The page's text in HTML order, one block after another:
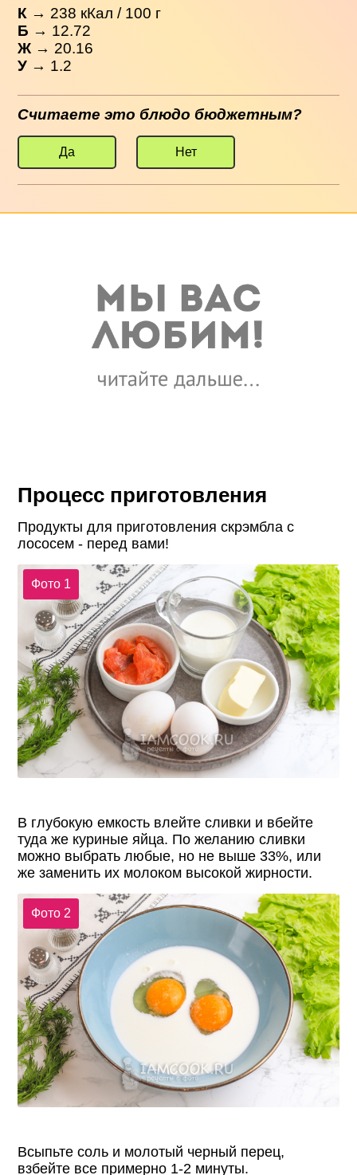
К → 238 кКал / 100 г
Б → 12.72
Ж → 20.16
У → 1.2
Считаете это блюдо бюджетным?
Да Нет
Процесс приготовления
Продукты для приготовления скрэмбла с
лососем - перед вами!
Фото 1
В глубокую емкость влейте сливки и вбейте
туда же куриные яйца. По желанию сливки
можно выбрать любые, но не выше 33%, или
же заменить их молоком высокой жирности.
Фото 2
Всыпьте соль и молотый черный перец,
взбейте все примерно 1-2 минуты.